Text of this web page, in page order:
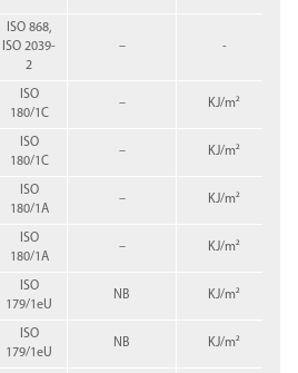
ISO 868,
ISO 2039-
2
– -
ISO
180/1C
– KJ/m²
ISO
180/1C
– KJ/m²
ISO
180/1A
– KJ/m²
ISO
180/1A
– KJ/m²
ISO
179/1eU
NB KJ/m²
ISO
179/1eU
NB KJ/m²